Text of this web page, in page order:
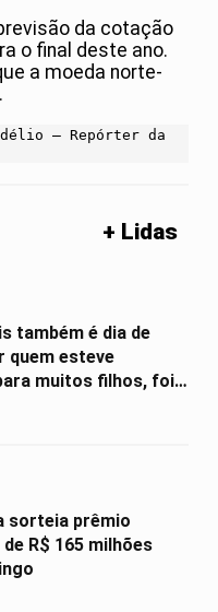
da cotação
o final deste ano.
a moeda norte-
– Repórter da
+ Lidas
também é dia de
quem esteve
muitos filhos, foi a
sorteia prêmio
R$ 165 milhões